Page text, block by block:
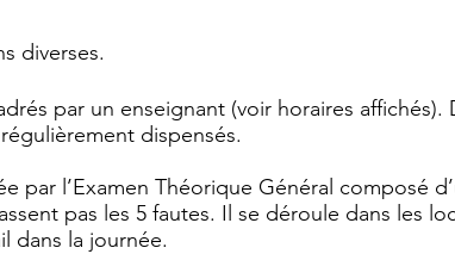
diverses.
par un enseignant (voir horaires affichés).
dispensés.
par l’Examen Théorique Général composé
pas les 5 fautes. Il se déroule dans les
dans la journée.